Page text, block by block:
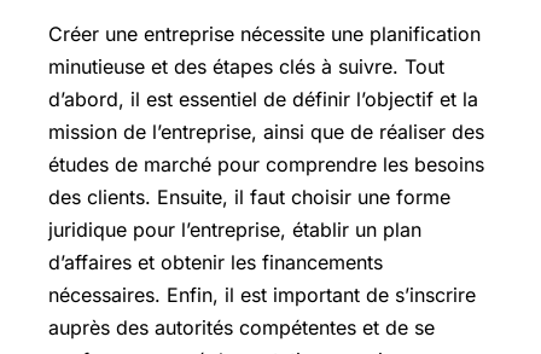
Créer une entreprise nécessite une planification
minutieuse et des étapes clés à suivre. Tout
d’abord, il est essentiel de définir l’objectif et la
mission de l’entreprise, ainsi que de réaliser des
études de marché pour comprendre les besoins
des clients. Ensuite, il faut choisir une forme
juridique pour l’entreprise, établir un plan
d’affaires et obtenir les financements
nécessaires. Enfin, il est important de s’inscrire
auprès des autorités compétentes et de se